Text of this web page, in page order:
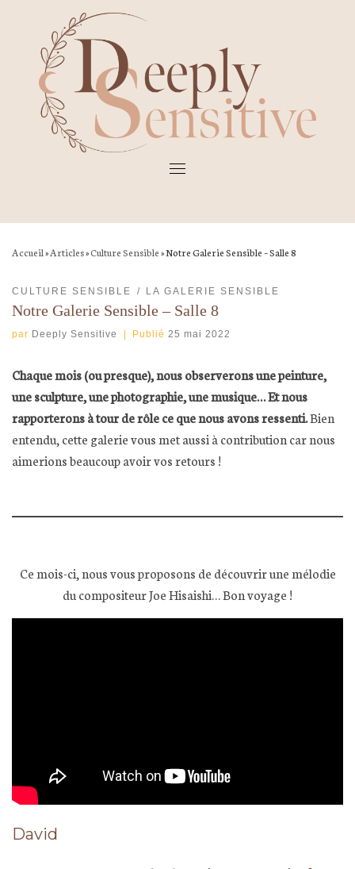
Accueil»Articles»Culture Sensible»Notre Galerie Sensible – Salle 8
CULTURE SENSIBLE LA GALERIE SENSIBLE
Notre Galerie Sensible – Salle 8
par Deeply Sensitive Publié25 mai 2022
Chaque mois (ou presque), nous observerons une peinture,
une sculpture, une photographie, une musique… Et nous
rapporterons à tour de rôle ce que nous avons ressenti.Bien
entendu, cette galerie vous met aussi à contribution car nous
aimerions beaucoup avoir vos retours !
Ce mois-ci, nous vous proposons de découvrir une mélodie
du compositeur Joe Hisaishi… Bon voyage !
David